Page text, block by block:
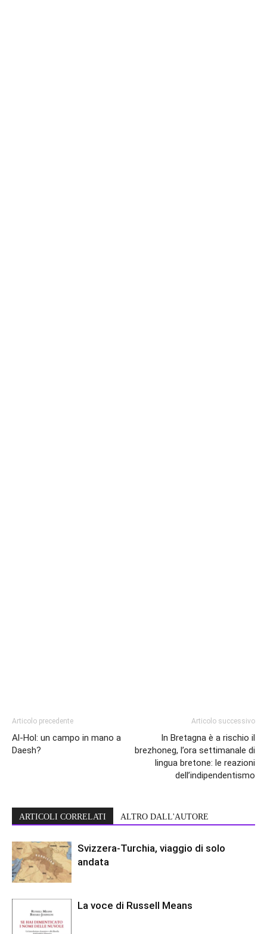
Articolo precedente
Al-Hol: un campo in mano a
Daesh?
Articolo successivo
In Bretagna è a rischio il
brezhoneg, l’ora settimanale di
lingua bretone: le reazioni
dell’indipendentismo
ARTICOLI CORRELATI ALTRO DALL'AUTORE
Svizzera-Turchia, viaggio di solo
andata
La voce di Russell Means